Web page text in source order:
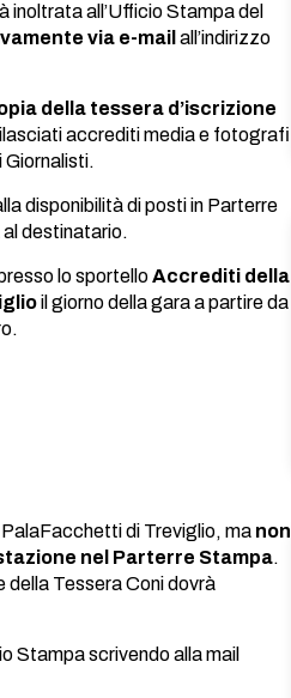
all’Ufficio Stampa del
via e-mail all’indirizzo
della tessera d’iscrizione
accrediti media e fotografi
Giornalisti.
disponibilità di posti in Parterre
destinatario.
lo sportelloAccrediti della
il giorno della gara a partire da
di Treviglio, ma non
nel Parterre Stampa.
della Tessera Coni dovrà
Stampa scrivendo alla mail